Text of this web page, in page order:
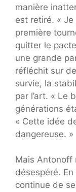
manière
est retiré. «
première
quitter le
une grande
réfléchit sur
survie, la
par l’art. « Le
générations
« Cette idée
dangereuse. »
Mais Antonoff
désespéré.
continue de